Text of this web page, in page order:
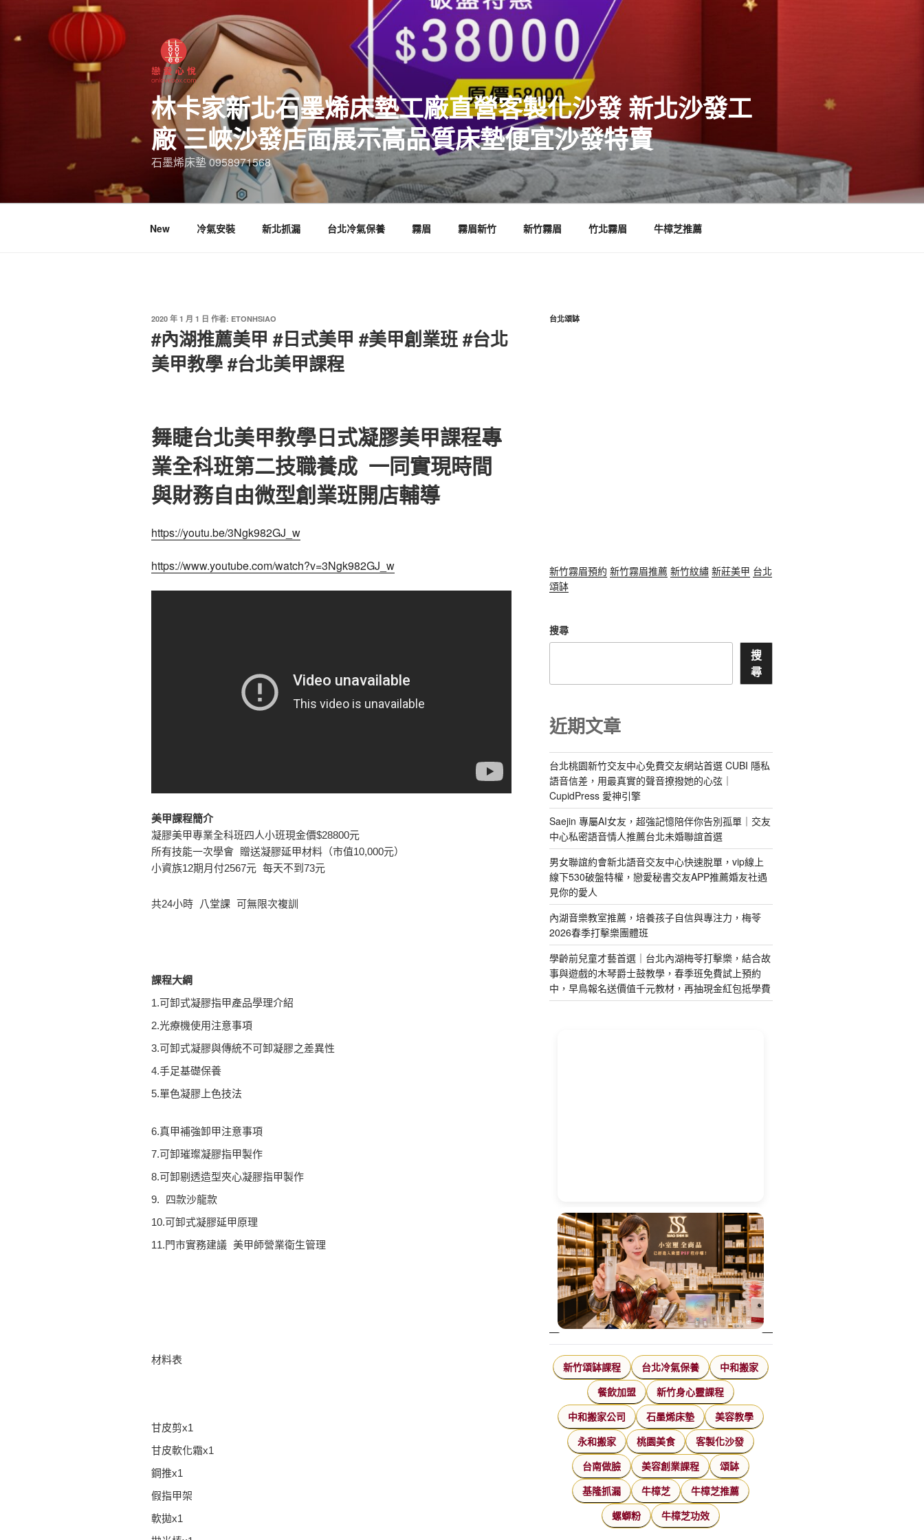
林卡家新北石墨烯床墊工廠直營客製化沙發 新北沙發工
廠 三峽沙發店面展示高品質床墊便宜沙發特賣
石墨烯床墊 0958971568
New 冷氣安裝 新北抓漏 台北冷氣保養 霧眉 霧眉新竹 新竹霧眉 竹北霧眉 牛樟芝推薦
2020 年 1 月 1 日 作者: ETONHSIAO
#內湖推薦美甲 #日式美甲 #美甲創業班 #台北
美甲教學 #台北美甲課程
舞睫台北美甲教學日式凝膠美甲課程專
業全科班第二技職養成 一同實現時間
與財務自由微型創業班開店輔導
https://youtu.be/3Ngk982GJ_w
https://www.youtube.com/watch?v=3Ngk982GJ_w
美甲課程簡介
凝膠美甲專業全科班四人小班現金價$28800元
所有技能一次學會 贈送凝膠延甲材料（市值10,000元）
小資族12期月付2567元 每天不到73元
共24小時 八堂課 可無限次複訓
課程大綱
1.可卸式凝膠指甲產品學理介紹
2.光療機使用注意事項
3.可卸式凝膠與傳統不可卸凝膠之差異性
4.手足基礎保養
5.單色凝膠上色技法
6.真甲補強卸甲注意事項
7.可卸璀璨凝膠指甲製作
8.可卸剔透造型夾心凝膠指甲製作
9. 四款沙龍款
10.可卸式凝膠延甲原理
11.門市實務建議 美甲師營業衛生管理
材料表
甘皮剪x1
甘皮軟化霜x1
鋼推x1
假指甲架
軟拋x1
台北頌缽
新竹霧眉預約 新竹霧眉推薦 新竹紋繡 新莊美甲 台北
頌缽
搜尋
搜
尋
近期文章
台北桃園新竹交友中心免費交友網站首選 CUBI 隱私
語音信差，用最真實的聲音撩撥她的心弦｜
CupidPress 愛神引擎
Saejin 專屬AI女友，超強記憶陪伴你告別孤單｜交友
中心私密語音情人推薦台北未婚聯誼首選
男女聯誼約會新北語音交友中心快速脫單，vip線上
線下530破盤特權，戀愛秘書交友APP推薦婚友社遇
見你的愛人
內湖音樂教室推薦，培養孩子自信與專注力，梅苓
2026春季打擊樂團體班
學齡前兒童才藝首選｜台北內湖梅苓打擊樂，結合故
事與遊戲的木琴爵士鼓教學，春季班免費試上預約
中，早鳥報名送價值千元教材，再抽現金紅包抵學費
新竹頌缽課程 台北冷氣保養 中和搬家
餐飲加盟 新竹身心靈課程
中和搬家公司 石墨烯床墊 美容教學
永和搬家 桃園美食 客製化沙發
台南做臉 美容創業課程 頌缽
基隆抓漏 牛樟芝 牛樟芝推薦
螺螄粉 牛樟芝功效